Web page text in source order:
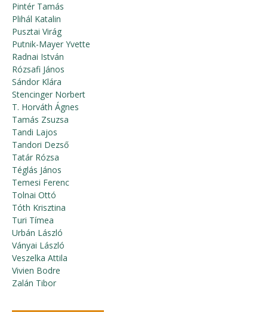
Pintér Tamás
Plihál Katalin
Pusztai Virág
Putnik-Mayer Yvette
Radnai István
Rózsafi János
Sándor Klára
Stencinger Norbert
T. Horváth Ágnes
Tamás Zsuzsa
Tandi Lajos
Tandori Dezső
Tatár Rózsa
Téglás János
Temesi Ferenc
Tolnai Ottó
Tóth Krisztina
Turi Tímea
Urbán László
Ványai László
Veszelka Attila
Vivien Bodre
Zalán Tibor